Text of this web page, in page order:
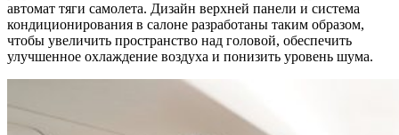
автомат тяги самолета. Дизайн верхней панели и система
кондиционирования в салоне разработаны таким образом,
чтобы увеличить пространство над головой, обеспечить
улучшенное охлаждение воздуха и понизить уровень шума.